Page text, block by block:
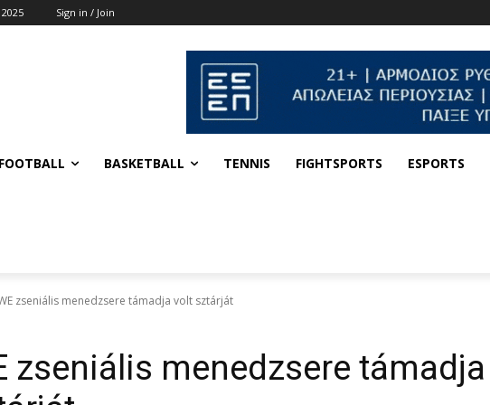
Sign in / Join
FOOTBALL BASKETBALL TENNIS FIGHTSPORTS ESPORTS
zseniális menedzsere támadja volt sztárját
zseniális menedzsere támadja